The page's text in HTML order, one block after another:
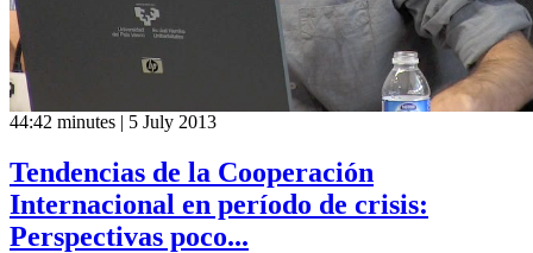
44:42 minutes | 5 July 2013
Tendencias de la Cooperación
Internacional en período de crisis:
Perspectivas poco...